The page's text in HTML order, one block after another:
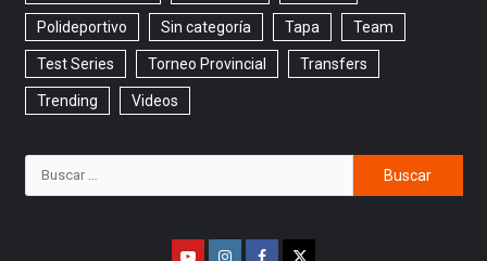
Polideportivo Sin categoría Tapa Team
Test Series Torneo Provincial Transfers
Trending Videos